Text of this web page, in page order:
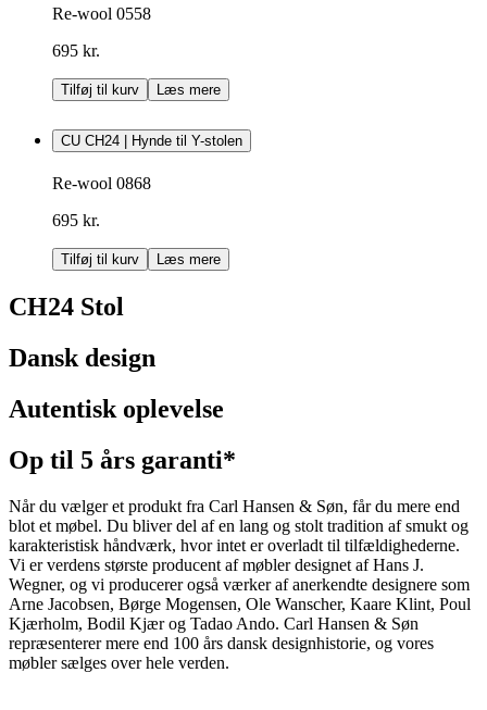
Re-wool 0558
695 kr.
Tilføj til kurv Læs mere
CU CH24 | Hynde til Y-stolen
Re-wool 0868
695 kr.
Tilføj til kurv Læs mere
CH24 Stol
Dansk design
Autentisk oplevelse
Op til 5 års garanti*
Når du vælger et produkt fra Carl Hansen & Søn, får du mere end
blot et møbel. Du bliver del af en lang og stolt tradition af smukt og
karakteristisk håndværk, hvor intet er overladt til tilfældighederne.
Vi er verdens største producent af møbler designet af Hans J.
Wegner, og vi producerer også værker af anerkendte designere som
Arne Jacobsen, Børge Mogensen, Ole Wanscher, Kaare Klint, Poul
Kjærholm, Bodil Kjær og Tadao Ando. Carl Hansen & Søn
repræsenterer mere end 100 års dansk designhistorie, og vores
møbler sælges over hele verden.